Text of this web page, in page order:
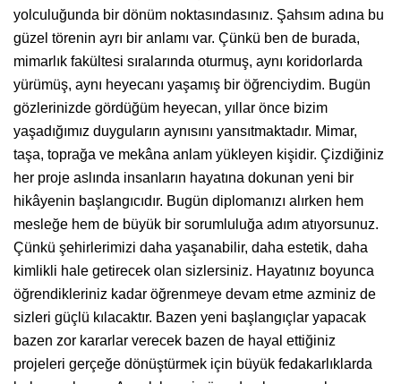
yolculuğunda bir dönüm noktasındasınız. Şahsım adına bu
güzel törenin ayrı bir anlamı var. Çünkü ben de burada,
mimarlık fakültesi sıralarında oturmuş, aynı koridorlarda
yürümüş, aynı heyecanı yaşamış bir öğrenciydim. Bugün
gözlerinizde gördüğüm heyecan, yıllar önce bizim
yaşadığımız duyguların aynısını yansıtmaktadır. Mimar,
taşa, toprağa ve mekâna anlam yükleyen kişidir. Çizdiğiniz
her proje aslında insanların hayatına dokunan yeni bir
hikâyenin başlangıcıdır. Bugün diplomanızı alırken hem
mesleğe hem de büyük bir sorumluluğa adım atıyorsunuz.
Çünkü şehirlerimizi daha yaşanabilir, daha estetik, daha
kimlikli hale getirecek olan sizlersiniz. Hayatınız boyunca
öğrendikleriniz kadar öğrenmeye devam etme azminiz de
sizleri güçlü kılacaktır. Bazen yeni başlangıçlar yapacak
bazen zor kararlar verecek bazen de hayal ettiğiniz
projeleri gerçeğe dönüştürmek için büyük fedakarlıklarda